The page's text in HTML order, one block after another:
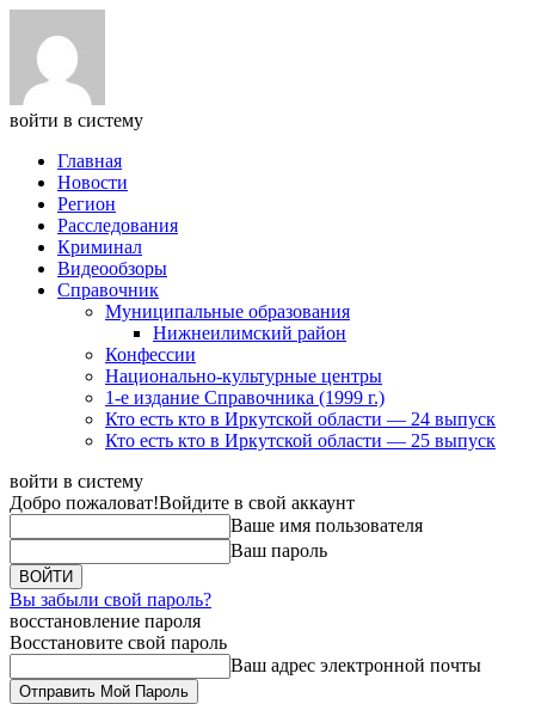
войти в систему
Главная
Новости
Регион
Расследования
Криминал
Видеообзоры
Справочник
Муниципальные образования
Нижнеилимский район
Конфессии
Национально-культурные центры
1-е издание Справочника (1999 г.)
Кто есть кто в Иркутской области — 24 выпуск
Кто есть кто в Иркутской области — 25 выпуск
войти в систему
Добро пожаловат!Войдите в свой аккаунт
Ваше имя пользователя
Ваш пароль
Вы забыли свой пароль?
восстановление пароля
Восстановите свой пароль
Ваш адрес электронной почты